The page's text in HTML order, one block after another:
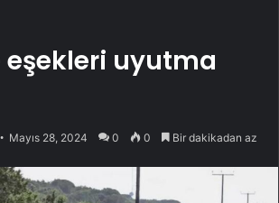
eşekleri uyutma
Mayıs 28, 2024 0 0 Bir dakikadan az